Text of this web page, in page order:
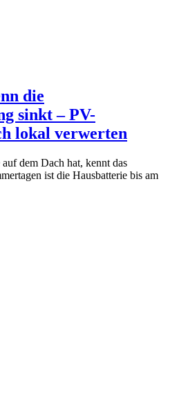
die
sinkt – PV-
lokal verwerten
dem Dach hat, kennt das
ist die Hausbatterie bis am